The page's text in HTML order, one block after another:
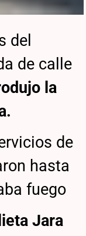
del
de calle
la
de
hasta
fuego
Jara